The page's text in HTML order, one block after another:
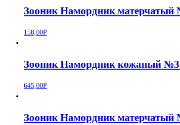
Зооник Намордник матерчатый
158,00Р
Зооник Намордник кожаный
645,00Р
Зооник Намордник матерчатый